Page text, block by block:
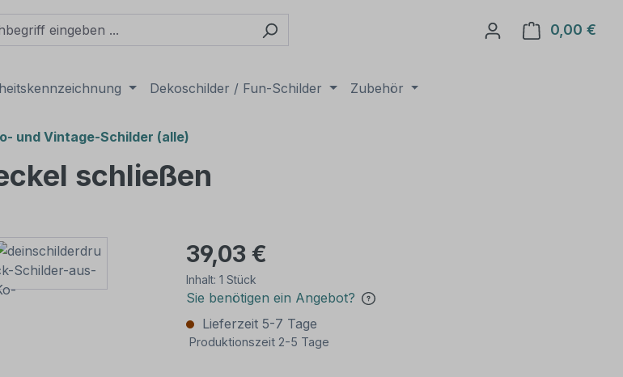
0,00 €
Dekoschilder / Fun-Schilder Zubehör
und Vintage-Schilder (alle)
schließen
39,03 €
Inhalt: 1 Stück
Sie benötigen ein Angebot?
Lieferzeit 5-7 Tage
Produktionszeit 2-5 Tage